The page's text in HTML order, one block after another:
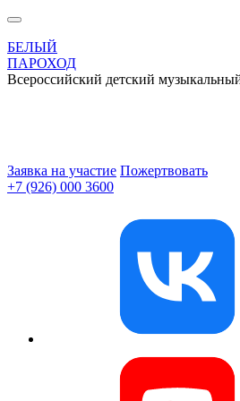
БЕЛЫЙ
ПАРОХОД
Всероссийский детский
Заявка на участие Пожертвовать
+7 (926) 000 3600